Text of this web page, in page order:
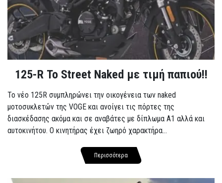
125-R Το Street Naked με τιμή παπιού!!
Το νέο 125R συμπληρώνει την οικογένεια των naked
μοτοσυκλετών της VOGE και ανοίγει τις πόρτες της
διασκέδασης ακόμα και σε αναβάτες με δίπλωμα A1 αλλά και
αυτοκινήτου. Ο κινητήρας έχει ζωηρό χαρακτήρα...
Περισσότερα